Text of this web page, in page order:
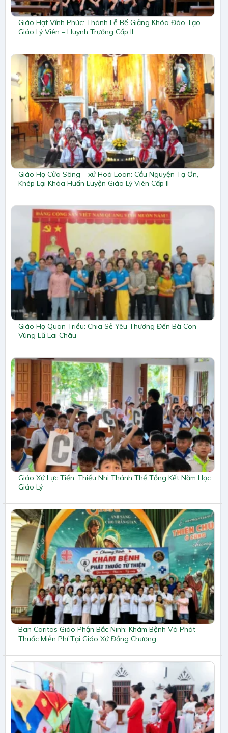
Giáo Hạt Vĩnh Phúc: Thánh Lễ Bế Giảng Khóa Đào Tạo
Giáo Lý Viên – Huynh Trưởng Cấp II
Giáo Họ Cửa Sông – xứ Hoà Loan: Cầu Nguyện Tạ Ơn,
Khép Lại Khóa Huấn Luyện Giáo Lý Viên Cấp II
Giáo Họ Quan Triều: Chia Sẻ Yêu Thương Đến Bà Con
Vùng Lũ Lai Châu
Giáo Xứ Lực Tiến: Thiếu Nhi Thánh Thể Tổng Kết Năm Học
Giáo Lý
Ban Caritas Giáo Phận Bắc Ninh: Khám Bệnh Và Phát
Thuốc Miễn Phí Tại Giáo Xứ Đồng Chương